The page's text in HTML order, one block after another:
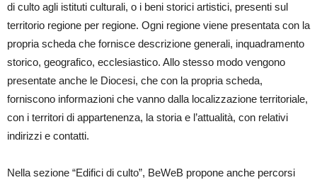
di culto agli istituti culturali, o i beni storici artistici, presenti sul
territorio regione per regione. Ogni regione viene presentata con la
propria scheda che fornisce descrizione generali, inquadramento
storico, geografico, ecclesiastico. Allo stesso modo vengono
presentate anche le Diocesi, che con la propria scheda,
forniscono informazioni che vanno dalla localizzazione territoriale,
con i territori di appartenenza, la storia e l’attualità, con relativi
indirizzi e contatti.
Nella sezione “Edifici di culto”, BeWeB propone anche percorsi